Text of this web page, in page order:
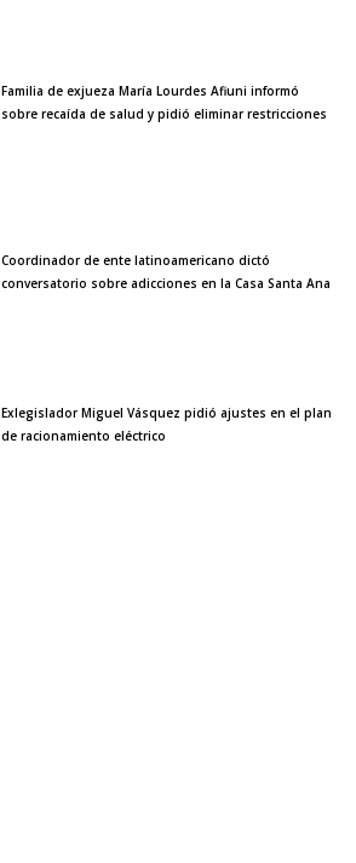
Familia de exjueza María Lourdes Afiuni informó
sobre recaída de salud y pidió eliminar restricciones
Coordinador de ente latinoamericano dictó
conversatorio sobre adicciones en la Casa Santa Ana
Exlegislador Miguel Vásquez pidió ajustes en el plan
de racionamiento eléctrico